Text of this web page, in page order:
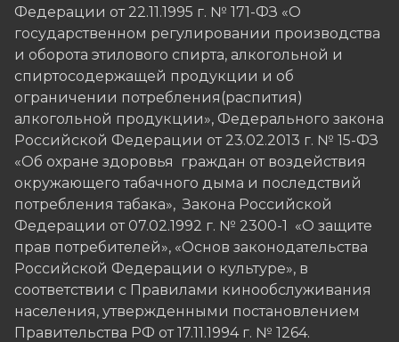
Федерации от 22.11.1995 г. № 171-ФЗ «О
государственном регулировании производства
и оборота этилового спирта, алкогольной и
спиртосодержащей продукции и об
ограничении потребления(распития)
алкогольной продукции», Федерального закона
Российской Федерации от 23.02.2013 г. № 15-ФЗ
«Об охране здоровья граждан от воздействия
окружающего табачного дыма и последствий
потребления табака», Закона Российской
Федерации от 07.02.1992 г. № 2300-1 «О защите
прав потребителей», «Основ законодательства
Российской Федерации о культуре», в
соответствии с Правилами кинообслуживания
населения, утвержденными постановлением
Правительства РФ от 17.11.1994 г. № 1264.